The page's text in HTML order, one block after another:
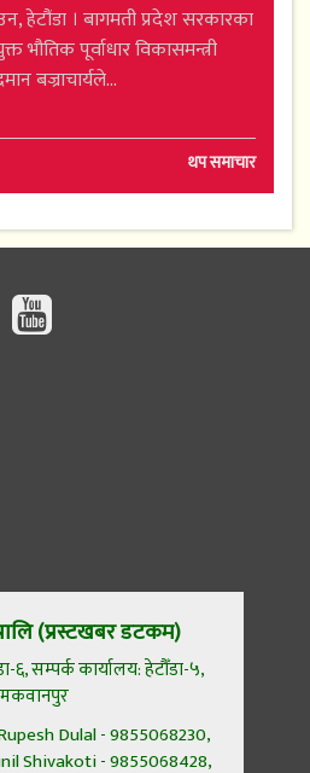
हेटौंडा । बागमती प्रदेश सरकारका
भौतिक पूर्वाधार विकासमन्त्री
बज्राचार्यले...
थप समाचार
(प्रस्टखबर डटकम)
६, सम्पर्क कार्यालय: हेटौँडा-५,
मकवानपुर
Dulal - 9855068230,
Shivakoti - 9855068428,